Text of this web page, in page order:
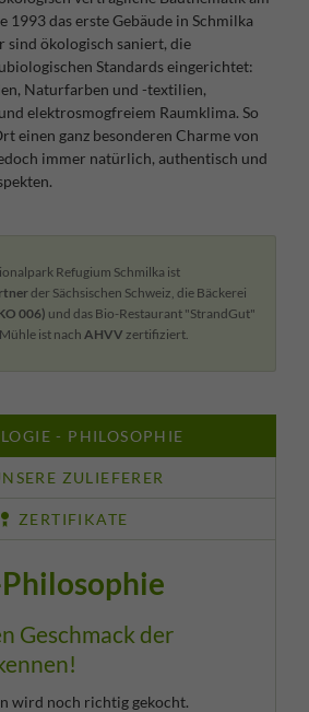
1993 das erste Gebäude in Schmilka
sind ökologisch saniert, die
Standards eingerichtet:
Naturfarben und -textilien,
elektrosmogfreiem Raumklima. So
einen ganz besonderen Charme von
immer natürlich, authentisch und
Refugium Schmilka ist
der Sächsischen Schweiz, die Bäckerei
006) und das Bio-Restaurant "StrandGut"
ist nachAHVV zertifiziert.
- PHILOSOPHIE
ZULIEFERER
ZERTIFIKATE
Geschmack der
wird noch richtig gekocht.